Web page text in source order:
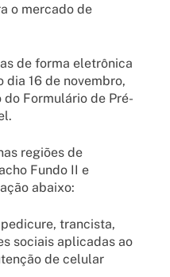
o mercado de
de forma eletrônica
dia 16 de novembro,
Formulário de Pré-
regiões de
Fundo II e
abaixo:
trancista,
sociais aplicadas ao
de celular